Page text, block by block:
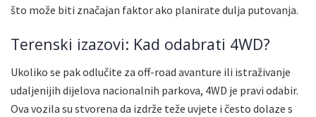
što može biti značajan faktor ako planirate dulja putovanja.
Terenski izazovi: Kad odabrati 4WD?
Ukoliko se pak odlučite za off-road avanture ili istraživanje
udaljenijih dijelova nacionalnih parkova, 4WD je pravi odabir.
Ova vozila su stvorena da izdrže teže uvjete i često dolaze s